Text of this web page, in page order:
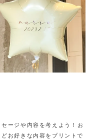
ージや内容を考えよう！
お
お好きな内容をプリントで